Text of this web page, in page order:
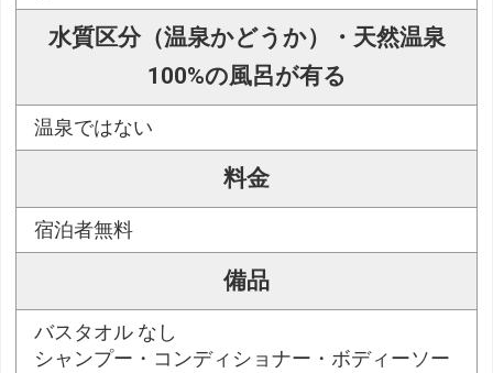
水質区分（温泉かどうか）・天然温泉
100%の風呂が有る
温泉ではない
料金
宿泊者無料
備品
バスタオル なし
シャンプー・コンディショナー・ボディーソー